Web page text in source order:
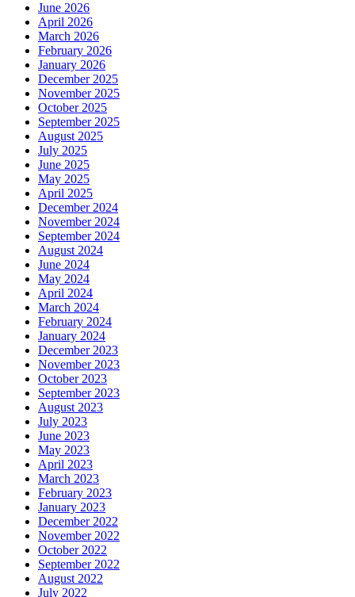
June 2026
April 2026
March 2026
February 2026
January 2026
December 2025
November 2025
October 2025
September 2025
August 2025
July 2025
June 2025
May 2025
April 2025
December 2024
November 2024
September 2024
August 2024
June 2024
May 2024
April 2024
March 2024
February 2024
January 2024
December 2023
November 2023
October 2023
September 2023
August 2023
July 2023
June 2023
May 2023
April 2023
March 2023
February 2023
January 2023
December 2022
November 2022
October 2022
September 2022
August 2022
July 2022